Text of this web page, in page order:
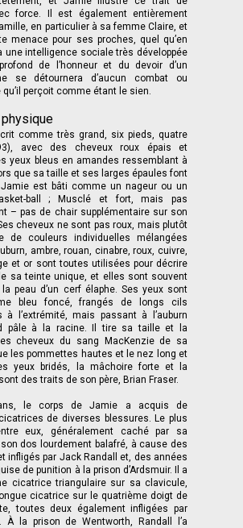
force. Il est également entièrement
en particulier à sa femme Claire, et
menace pour ses proches, quel qu’en
une intelligence sociale très développée
de l’honneur et du devoir d’un
se détournera d’aucun combat ou
perçoit comme étant le sien.
comme très grand, six pieds, quatre
avec des cheveux roux épais et
yeux bleus en amandes ressemblant à
que sa taille et ses larges épaules font
Jamie est bâti comme un nageur ou un
ball ; Musclé et fort, mais pas
– pas de chair supplémentaire sur son
cheveux ne sont pas roux, mais plutôt
de couleurs individuelles mélangées
ambre, rouan, cinabre, roux, cuivre,
et or sont toutes utilisées pour décrire
sa teinte unique, et elles sont souvent
peau d’un cerf élaphe. Ses yeux sont
bleu foncé, frangés de longs cils
à l’extrémité, mais passant à l’auburn
pâle à la racine. Il tire sa taille et la
cheveux du sang MacKenzie de sa
les pommettes hautes et le nez long et
yeux bridés, la mâchoire forte et la
des traits de son père, Brian Fraser.
le corps de Jamie a acquis de
de diverses blessures. Le plus
eux, généralement caché par sa
dos lourdement balafré, à cause des
infligés par Jack Randall et, des années
de punition à la prison d’Ardsmuir. Il a
cicatrice triangulaire sur sa clavicule,
cicatrice sur le quatrième doigt de
toutes deux également infligées par
À la prison de Wentworth, Randall l’a